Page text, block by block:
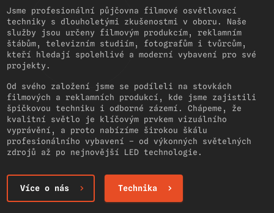
Jsme profesionální půjčovna filmové osvětlovací
techniky s dlouholetými zkušenostmi v oboru. Naše
služby jsou určeny filmovým produkcím, reklamním
štábům, televizním studiím, fotografům i tvůrcům,
kteří hledají spolehlivé a moderní vybavení pro své
projekty.
Od svého založení jsme se podíleli na stovkách
filmových a reklamních produkcí, kde jsme zajistili
špičkovou techniku i odborné zázemí. Chápeme, že
kvalitní světlo je klíčovým prvkem vizuálního
vyprávění, a proto nabízíme širokou škálu
profesionálního vybavení – od výkonných světelných
zdrojů až po nejnovější LED technologie.
Více o nás Technika